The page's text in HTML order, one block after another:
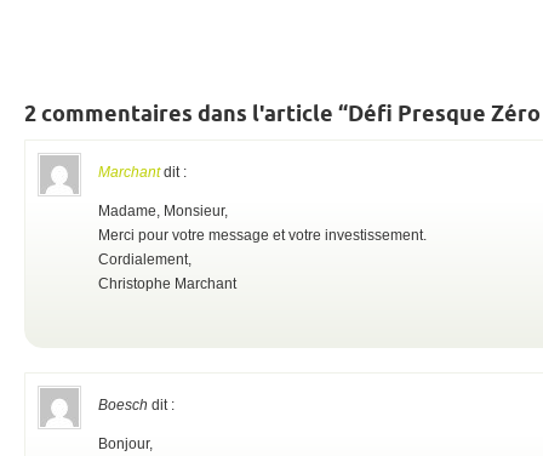
2 commentaires dans l'article “Défi Presque
Marchant dit :
Madame, Monsieur,
Merci pour votre message et votre investissement.
Cordialement,
Christophe Marchant
Boesch dit :
Bonjour,